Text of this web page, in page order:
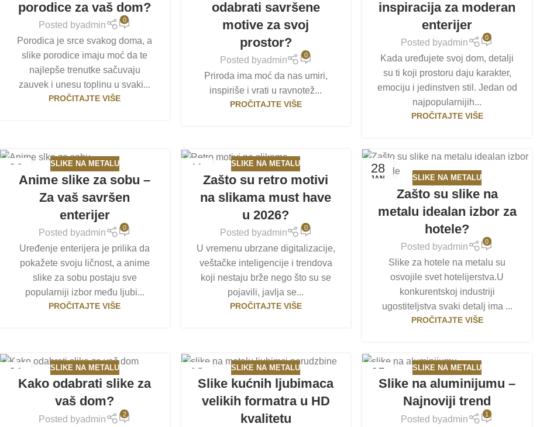
porodice za vaš dom?
Posted byadmin
0
Porodica je srce svakog doma, a
slike porodice imaju moć da te
najlepše trenutke sačuvaju
zauvek i unesu toplinu u svaki...
PROČITAJTE VIŠE
odabrati savršene
motive za svoj
prostor?
Posted byadmin
0
Priroda ima moć da nas umiri,
inspiriše i vrati u ravnotež...
PROČITAJTE VIŠE
inspiracija za moderan
enterijer
Posted byadmin
0
Kada uređujete svoj dom, detalji
su ti koji prostoru daju karakter,
emociju i jedinstven stil. Jedan od
najpopularnijih...
PROČITAJTE VIŠE
26
FEB
SLIKE NA METALU
Anime slike za sobu –
Za vaš savršen
enterijer
Posted byadmin
0
Uređenje enterijera je prilika da
pokažete svoju ličnost, a anime
slike za sobu postaju sve
popularniji izbor među ljubi...
PROČITAJTE VIŠE
11
FEB
SLIKE NA METALU
Zašto su retro motivi
na slikama must have
u 2026?
Posted byadmin
0
U vremenu ubrzane digitalizacije,
veštačke inteligencije i trendova
koji nestaju brže nego što su se
pojavili, javlja se...
PROČITAJTE VIŠE
28
JAN SLIKE NA METALU
Zašto su slike na
metalu idealan izbor za
hotele?
Posted byadmin
0
Slike za hotele na metalu su
osvojile svet hotelijerstva.U
konkurentskoj industriji
ugostiteljstva svaki detalj ima ...
PROČITAJTE VIŠE
21
JAN
SLIKE NA METALU
Kako odabrati slike za
vaš dom?
Posted byadmin
2
18
MAR
SLIKE NA METALU
Slike kućnih ljubimaca
velikih formatra u HD
kvalitetu
05
MAR
SLIKE NA METALU
Slike na aluminijumu –
Najnoviji trend
Posted byadmin
1